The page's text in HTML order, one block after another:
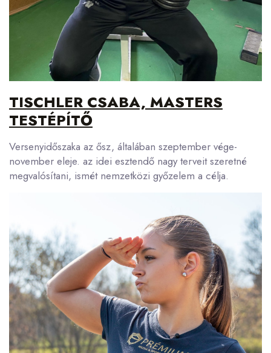
TISCHLER CSABA, MASTERS
TESTÉPÍTŐ
Versenyidőszaka az ősz, általában szeptember vége-
november eleje. az idei esztendő nagy terveit szeretné
megvalósítani, ismét nemzetközi győzelem a célja.